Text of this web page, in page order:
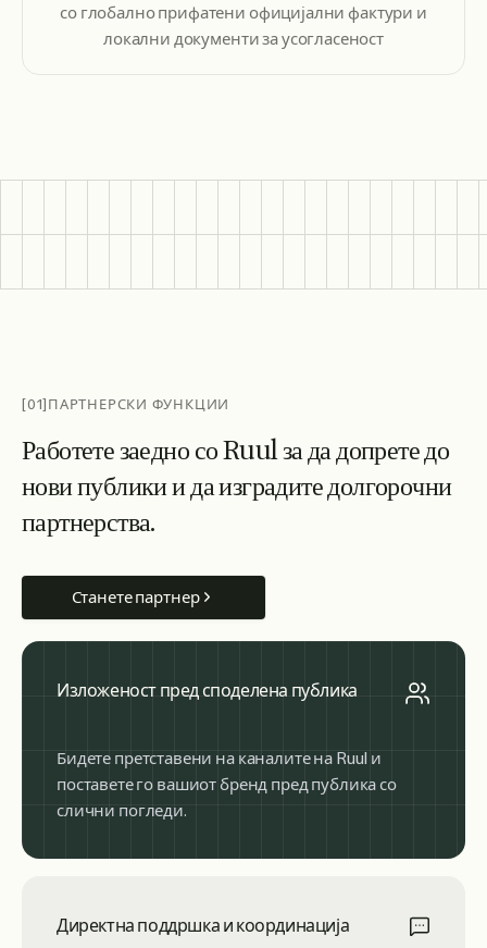
со глобално прифатени официјални фактури и
локални документи за усогласеност
[01]ПАРТНЕРСКИ ФУНКЦИИ
РаботетезаедносоRuulзададопретедо
новипубликиидаизградитедолгорочни
партнерства.
Станете партнер
Изложеност пред споделена публика
Бидете претставени на каналите на Ruul и
поставете го вашиот бренд пред публика со
слични погледи.
Директна поддршка и координација